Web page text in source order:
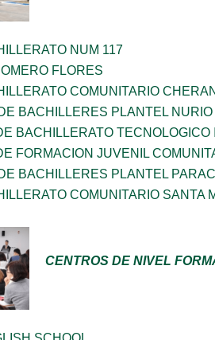
NUM 117
FLORES
COMUNITARIO
BACHILLERES PLANTEL NURIO
BACHILLERATO
FORMACION JUVENIL
BACHILLERES PLANTEL
COMUNITARIO SANTA
CENTROS DE NIVEL